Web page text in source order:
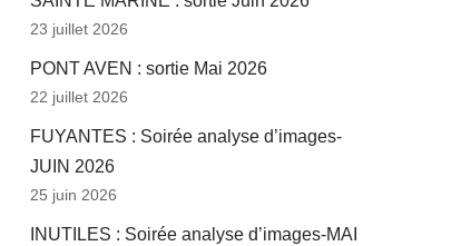
23 juillet 2026
PONT AVEN : sortie Mai 2026
22 juillet 2026
FUYANTES : Soirée analyse d’images-
JUIN 2026
25 juin 2026
INUTILES : Soirée analyse d’images-MAI